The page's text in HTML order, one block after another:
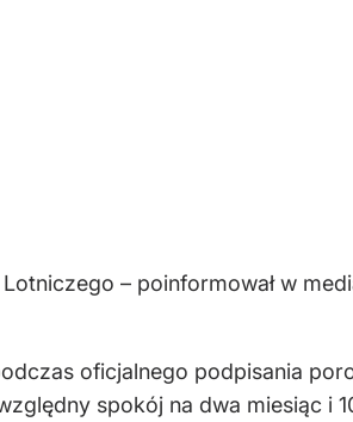
– poinformował w
oficjalnego podpisania
spokój na dwa miesiąc i